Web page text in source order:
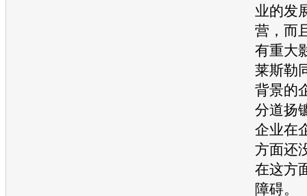
业的发
营，而
有重大
莱斯勒
背景的
分道扬
企业在
方面还
在这方
障碍。